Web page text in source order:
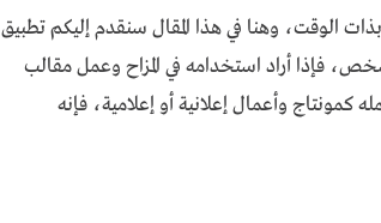
الوقت، وهنا في هذا المقال سنقدم إليكم تطبيق
فإذا أراد استخدامه في المزاح وعمل مقالب
كمونتاج وأعمال إعلانية أو إعلامية، فإنه